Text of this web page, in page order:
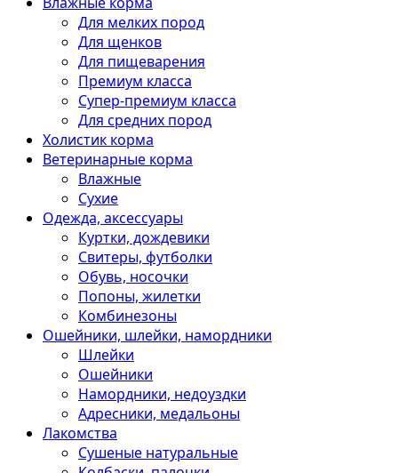
Для мелких пород
Для щенков
Для пищеварения
Премиум класса
Супер-премиум класса
Для средних пород
Холистик корма
Ветеринарные корма
Влажные
Сухие
Одежда, аксессуары
Куртки, дождевики
Свитеры, футболки
Обувь, носочки
Попоны, жилетки
Комбинезоны
Ошейники, шлейки, намордники
Шлейки
Ошейники
Намордники, недоуздки
Адресники, медальоны
Лакомства
Сушеные натуральные